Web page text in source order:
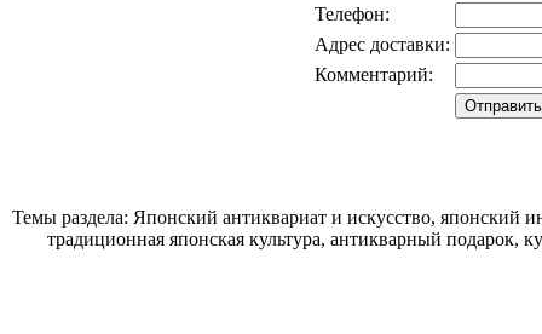
Телефон:
Адрес доставки:
Комментарий:
Темы раздела: Японский антиквариат и искусство, японский
традиционная японская культура, антикварный подарок,